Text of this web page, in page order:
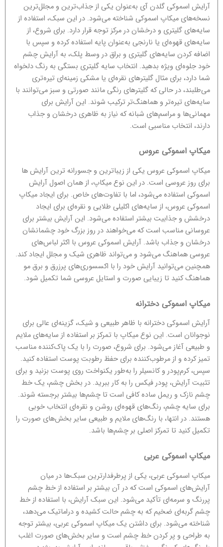
آرایش اسموکی گلدن آی به‌عنوان یکی از جذاب‌ترین و مجلل‌ترین
نسخه‌های میکاپ اسموکی شناخته می‌شود. در این سبک، استفاده از
سایه‌های گلیتری و درخشان در مرکز توجه قرار دارد. برای شروع، از
سایه‌های قهوه‌ای یا نارنجی به‌عنوان پایه استفاده کرده و سپس با
اضافه کردن سایه‌های گلیتری و براق در وسط پلک، به آرایش چشم
خود جلوه‌ای ویژه بدهید. انتخاب سایه گلیتری بستگی به رنگ دلخواه
شما دارد، برای مثال گلیترهای نقره‌ای یا مشکی زمینه‌ای تیره‌تری
می‌طلبند، در حالی که گلیترهای رنگی مانند صورتی و سبز می‌توانند با
سایه‌های تیره‌تر و هماهنگ‌تر ترکیب شوند. این آرایش برای
مهمانی‌ها و مراسم‌های شبانه که نیاز به ظاهری درخشان و جذاب
دارند، انتخاب مناسبی است.
میکاپ اسموکی عروس
میکاپ اسموکی عروس یکی از زیباترین و جسورانه ترین آرایش ها
برای روز عروسی است. در این نوع میکاپ، از همان اصول آرایش
اسموکی استفاده می‌شود، اما با تفاوت‌های خاص. برای ایجاد میکاپ
اسموکی عروس، از سایه‌های اکلیلی طلایی و نقره‌ای برای ایجاد
درخشش و جذابیت بیشتر استفاده می‌شود. این آرایش بیشتر برای
عروسانی مناسب است که می‌خواهند در روز بزرگ خود چشمانشان
درخشان و جذاب باشد. آرایش اسموکی عروس با اکثر لباس‌های
عروسی هماهنگ می‌شود و می‌تواند ظاهری شیک و مجلل ایجاد کند.
همچنین می‌توانید آرایش خود را با اکسسوری‌های پرزرق و برق مو
هماهنگ کنید تا زیبایی صورت و استایل عروسی شما تکمیل شود.
میکاپ اسموکی دخترانه
آرایش اسموکی دخترانه با ظاهر طبیعی و شیک، گزینه‌ای عالی برای
نوجوانان است. این نوع میکاپ با تمرکز بر استفاده از سایه‌های ملایم
و طبیعی آغاز می‌شود. برای شروع، صورت را با یک پاک‌کننده مناسب
تمیز کرده و از مرطوب‌کننده برای حفظ رطوبت پوست استفاده کنید.
سپس، کرم‌پودر و کانسیلر را به‌طور یکنواخت روی پوست بزنید و برای
تثبیت آرایش، پودر فیکس را به کار ببرید. در بخش چشم، یک خط
چشم نازک و ریمل ساده کافی است تا چشم‌ها بیشتر برجسته شوند.
برای سایه چشم، رنگ‌های قهوه‌ای روشن و نقره‌ای انتخاب خوبی
هستند. در انتها، با رنگ‌های ملایم و طبیعی سایر بخش‌های صورت را
تکمیل کنید تا تمرکز اصلی بر چشم‌ها باشد.
میکاپ اسموکی عربی
میکاپ اسموکی عربی، یکی از پرطرفدارترین سبک‌ها در میان
آرایش‌های اسموکی است که در آن بیشتر بر استفاده از خط چشم
پررنگ و سرمه‌ای تأکید می‌شود. این سبک آرایش، با استفاده از خط
چشم گربه‌ای ضخیم که به چشم حالت کشیده و دراماتیک می‌دهد،
شناخته می‌شود. برای داشتن یک میکاپ اسموکی عربی، بیشتر توجه
به طراحی و پر کردن خط چشم است و سایر بخش‌های صورت اغلب